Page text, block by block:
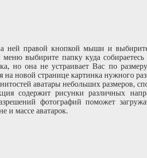
ней правой кнопкой мыши и
выбирите папку куда
но она не устраивает Вас по
новой странице картинка нужного
аватары небольших размеров,
содержит рисунки различных
фотографий поможет
и массе аватарок.